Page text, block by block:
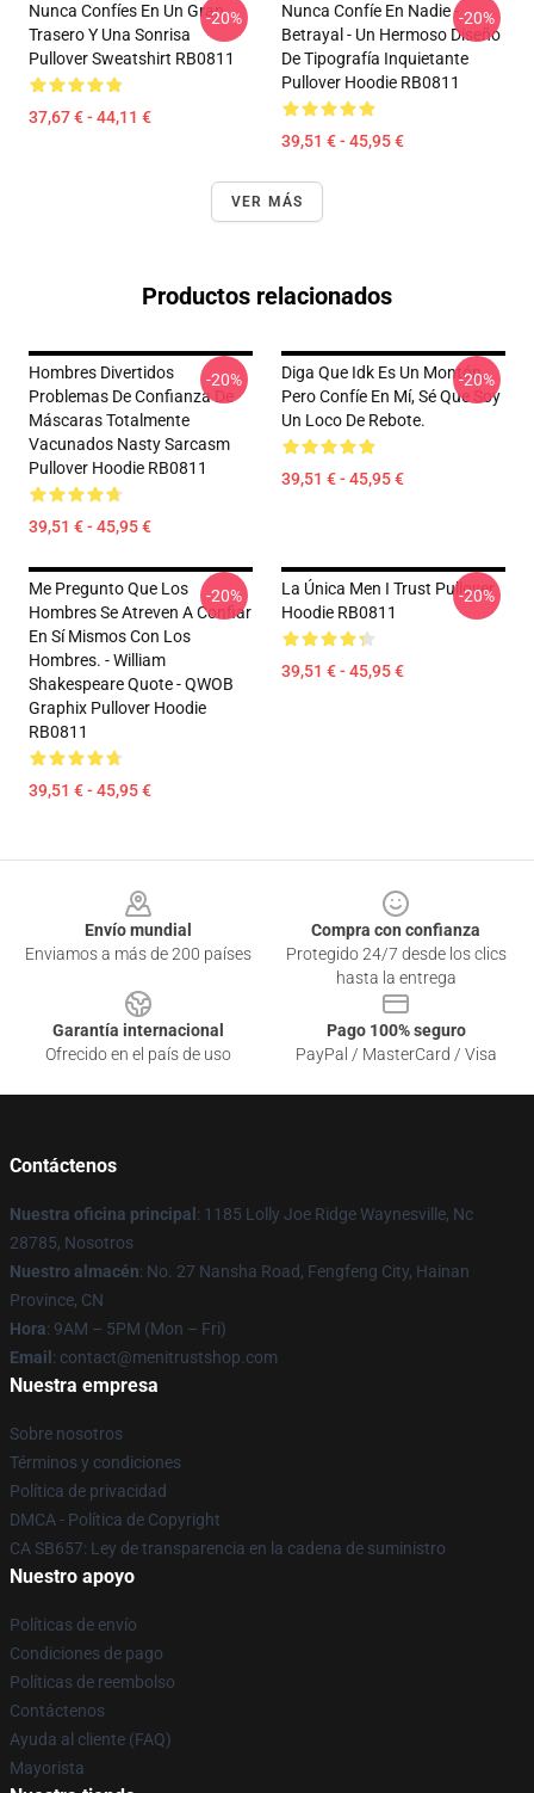
Nunca Confíes En Un Gran
Trasero Y Una Sonrisa
Pullover Sweatshirt RB0811
37,67 € - 44,11 €
-20%
Nunca Confíe En Nadie -
Betrayal - Un Hermoso Diseño
De Tipografía Inquietante
Pullover Hoodie RB0811
39,51 € - 45,95 €
-20%
VER MÁS
Productos relacionados
Hombres Divertidos
Problemas De Confianza De
Máscaras Totalmente
Vacunados Nasty Sarcasm
Pullover Hoodie RB0811
39,51 € - 45,95 €
-20%
Diga Que Idk Es Un Montón,
Pero Confíe En Mí, Sé Que Soy
Un Loco De Rebote.
39,51 € - 45,95 €
-20%
Me Pregunto Que Los
Hombres Se Atreven A Confiar
En Sí Mismos Con Los
Hombres. - William
Shakespeare Quote - QWOB
Graphix Pullover Hoodie
RB0811
39,51 € - 45,95 €
-20%
La Única Men I Trust Pullover
Hoodie RB0811
39,51 € - 45,95 €
-20%
Envío mundial
Enviamos a más de 200 países
Compra con confianza
Protegido 24/7 desde los clics
hasta la entrega
Garantía internacional
Ofrecido en el país de uso
Pago 100% seguro
PayPal / MasterCard / Visa
Contáctenos
Nuestra oficina principal : 1185 Lolly Joe Ridge Waynesville, Nc
28785, Nosotros
Nuestro almacén: No. 27 Nansha Road, Fengfeng City, Hainan
Province, CN
Hora: 9AM – 5PM (Mon – Fri)
Email : contact@menitrustshop.com
Nuestra empresa
Sobre nosotros
Términos y condiciones
Política de privacidad
DMCA - Política de Copyright
CA SB657: Ley de transparencia en la cadena de suministro
Nuestro apoyo
Políticas de envío
Condiciones de pago
Políticas de reembolso
Contáctenos
Ayuda al cliente (FAQ)
Mayorista